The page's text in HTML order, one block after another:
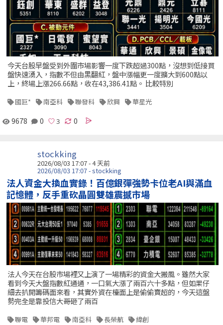
今天台股早盤受到外圍市場影響一度下跌超過300點，沒想到低接買
盤快速湧入，指數不但由黑翻紅，盤中漲幅更一度擴大到600點以
上，終場上漲266.66點，收在43,386.41點。 比較特別
國巨* 南亞科 聯發科 欣興 華星光
9678 0 0
stockking
2026/08/03 17:07 - 4 天前
2026/08/03 17:07 - stockking
法人資金大換血實錄！百億銀彈強勢卡位老AI與滿血
記憶體，反手重砍晶圓雙雄震撼市場
法人今天在台股市場裡又上演了一場精彩的資金大搬風。雖然大家
看到今天大盤指數紅通通，一口氣大漲了兩百六十多點，但如果仔
細去扒開籌碼面來看，其實外資在檯面上是偷偷賣超的，今天這盤
勢完全是靠投信大哥砸了兩百
聯電 華邦電 南亞科 長榮航 緯創